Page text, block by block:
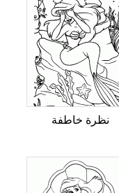
نظرة خاطفة